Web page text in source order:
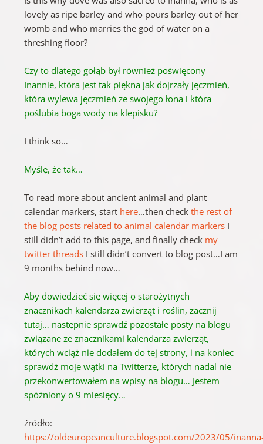
lovely as ripe barley and who pours barley out of her
womb and who marries the god of water on a
threshing floor?
Czy to dlatego gołąb był również poświęcony
Inannie, która jest tak piękna jak dojrzały jęczmień,
która wylewa jęczmień ze swojego łona i która
poślubia boga wody na klepisku?
I think so…
Myślę, że tak…
To read more about ancient animal and plant
calendar markers, start here…then checkthe rest of
the blog posts related to animal calendar markers I
still didn’t add to this page, and finally check my
twitter threads I still didn’t convert to blog post…I am
9 months behind now…
Aby dowiedzieć się więcej o starożytnych
znacznikach kalendarza zwierząt i roślin, zacznij
tutaj… następnie sprawdź pozostałe posty na blogu
związane ze znacznikami kalendarza zwierząt,
których wciąż nie dodałem do tej strony, i na koniec
sprawdź moje wątki na Twitterze, których nadal nie
przekonwertowałem nawpisy na blogu… Jestem
spóźniony o 9 miesięcy…
źródło:
https://oldeuropeanculture.blogspot.com/2023/05/